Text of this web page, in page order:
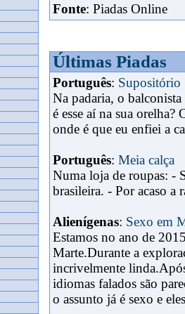
Fonte: Piadas Online
Últimas Piadas
Português: Supositório
Na padaria, o
é esse aí na sua
onde é que eu enfiei a
Português: Meia calça
Numa loja de roupas: -
brasileira. - Por acaso a
Alienígenas: Sexo em
Estamos no ano de
Marte.Durante a
incrivelmente
idiomas falados são
o assunto já é sexo e